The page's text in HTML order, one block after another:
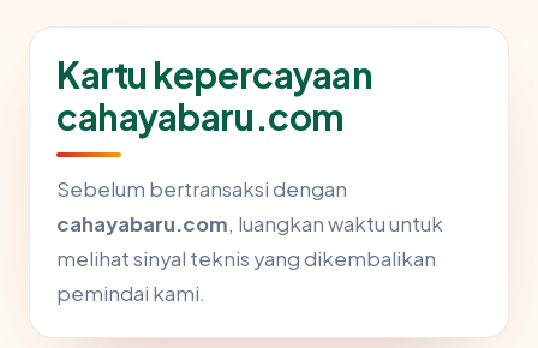
Kartu kepercayaan
cahayabaru.com
Sebelum bertransaksi dengan
cahayabaru.com, luangkan waktu untuk
melihat sinyal teknis yang dikembalikan
pemindai kami.